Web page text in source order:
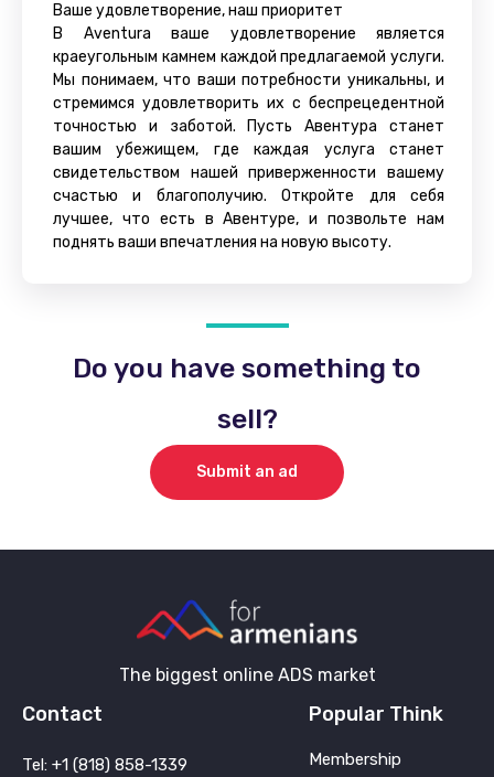
Ваше удовлетворение, наш приоритет
В Aventura ваше удовлетворение является
краеугольным камнем каждой предлагаемой услуги.
Мы понимаем, что ваши потребности уникальны, и
стремимся удовлетворить их с беспрецедентной
точностью и заботой. Пусть Авентура станет
вашим убежищем, где каждая услуга станет
свидетельством нашей приверженности вашему
счастью и благополучию. Откройте для себя
лучшее, что есть в Авентуре, и позвольте нам
поднять ваши впечатления на новую высоту.
Do you have something to
sell?
Submit an ad
The biggest online ADS market
Contact
Tel: +1 (818) 858-1339
Popular Think
Membership